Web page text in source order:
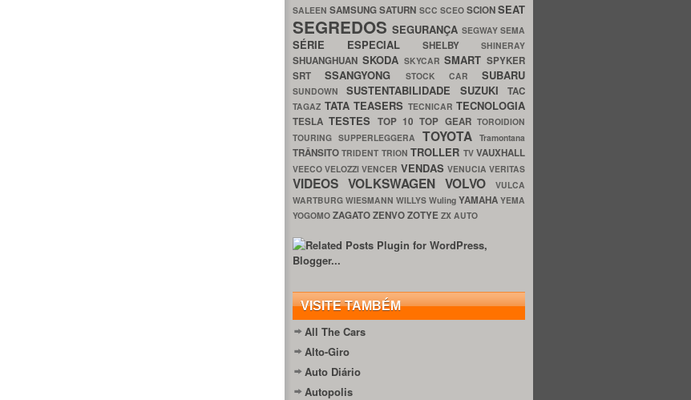
SALEENSAMSUNGSATURN SCC SCEO SCIONSEAT
SEGREDOSSEGURANÇA SEGWAYSEMA
SÉRIE ESPECIAL SHELBY SHINERAY
SHUANGHUAN SKODA SKYCARSMART SPYKER
SRTSSANGYONG STOCK CAR SUBARU
SUNDOWNSUSTENTABILIDADE SUZUKITAC
TAGAZ TATA TEASERS TECNICAR TECNOLOGIA
TESLATESTES TOP 10TOP GEARTOROIDION
TOURING SUPPERLEGGERA TOYOTATramontana
TRÂNSITOTRIDENT TRIONTROLLER TVVAUXHALL
VEECOVELOZZIVENCER VENDAS VENUCIAVERITAS
VIDEOS VOLKSWAGEN VOLVO
VULCA
WARTBURG WIESMANN WILLYS Wuling YAMAHA YEMA
YOGOMO ZAGATOZENVOZOTYE ZX AUTO
VISITE TAMBÉM
All The Cars
Alto-Giro
Auto Diário
Autopolis